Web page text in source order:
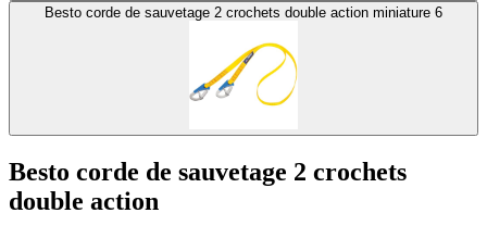
Besto corde de sauvetage 2 crochets double action miniature 6
Besto corde de sauvetage 2 crochets
double action